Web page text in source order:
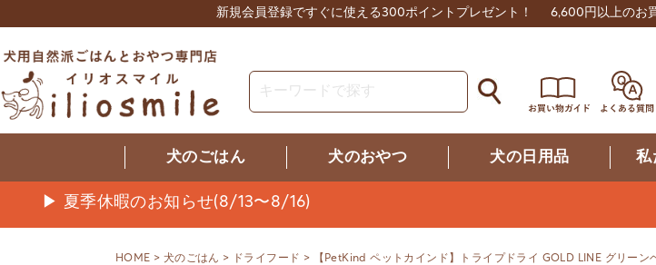
新規会員登録ですぐに使える300ポイントプレゼント！ 6,600円以上のお
犬のごはん 犬のおやつ 犬の日用品 私
▶ 夏季休暇のお知らせ(8/13〜8/16)
HOME 犬のごはん ドライフード 【PetKind ペットカインド】トライプドライ GOLD LINE グリーン